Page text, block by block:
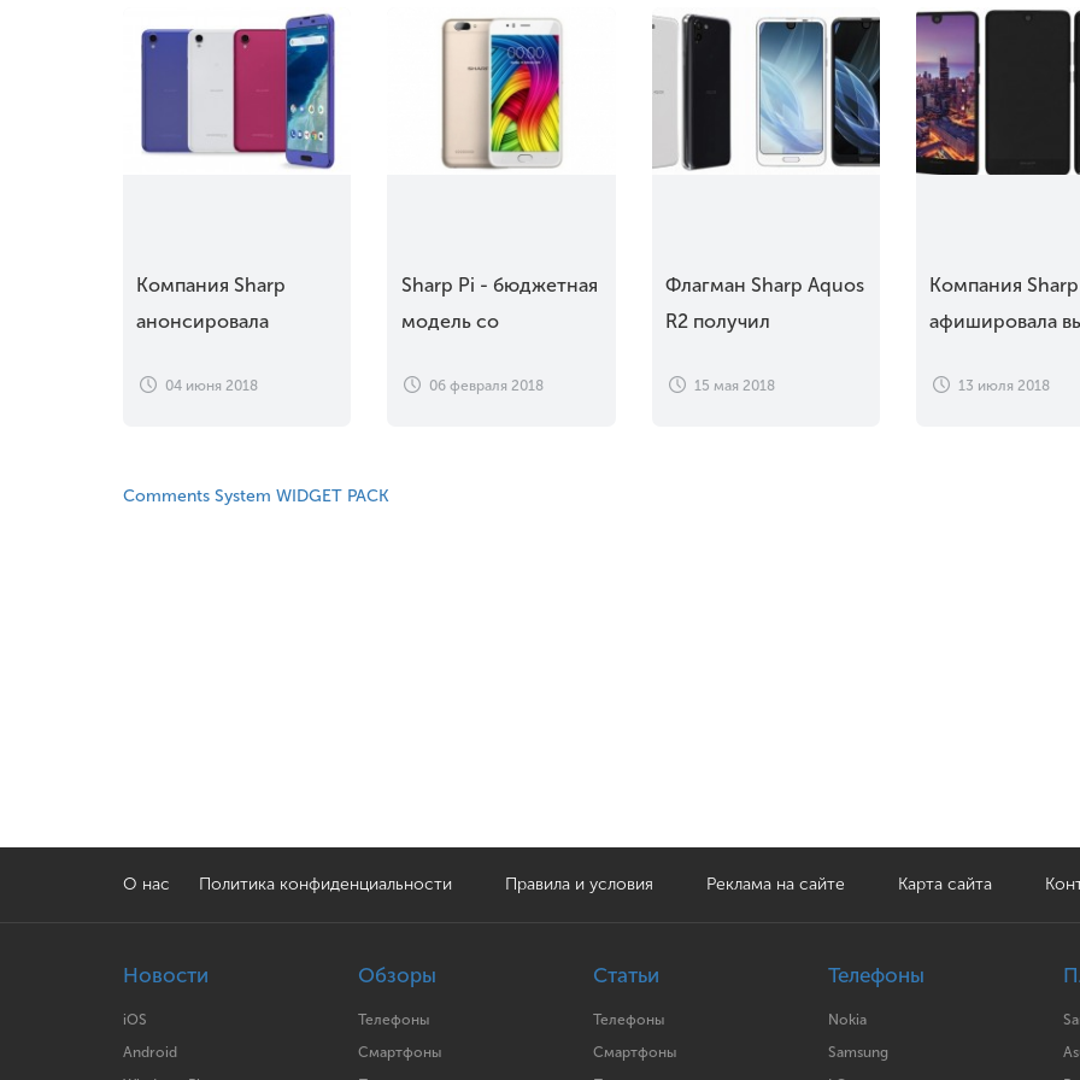
Компания Sharp
анонсировала
очередная модель по
04 июня 2018
Sharp Pi - бюджетная
модель со
06 февраля 2018
Флагман Sharp Aquos
R2 получил
видеокамеру
15 мая 2018
Компания Sharp
афишировала
смартфонов в
13 июля 2018
Comments System WIDGET PACK
О нас Политика конфиденциальности Правила и условия Реклама на сайте Карта сайта
Новости
iOS
Android
Обзоры
Телефоны
Смартфоны
Статьи
Телефоны
Смартфоны
Телефоны
Nokia
Samsung